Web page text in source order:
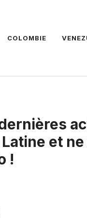
COLOMBIE
Latine et
!